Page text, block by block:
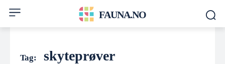
FAUNA.NO
Tag: skyteprøver